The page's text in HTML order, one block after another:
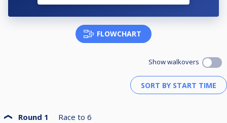
FLOWCHART
Show walkovers
Round 1 Race to 6